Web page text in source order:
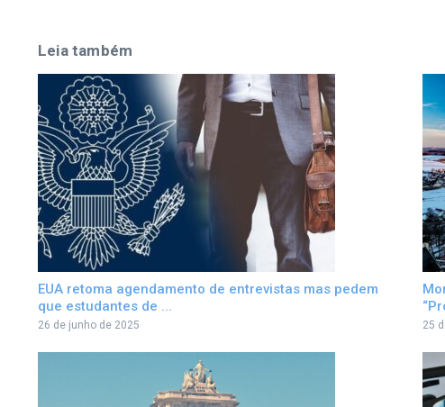
Leia também
EUA retoma agendamento de entrevistas mas pedem
que estudantes de ...
26 de junho de 2025 25